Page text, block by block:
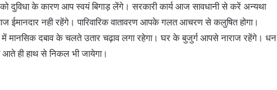
दुविधा के कारण आप स्वयं बिगाड़ लेंगे। सरकारी कार्य आज सावधानी से करें अन्यथा
ईमानदार नही रहेंगे। पारिवारिक वातावरण आपके गलत आचरण से कलुषित होगा।
में मानसिक दबाव के चलते उतार चढ़ाव लगा रहेगा। घर के बुजुर्ग आपसे नाराज रहेंगे। धन
ही हाथ से निकल भी जायेगा।